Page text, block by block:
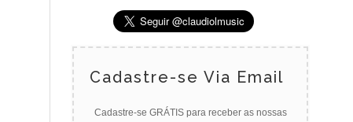
Cadastre-se Via Email
Cadastre-se GRÁTIS para receber as nossas